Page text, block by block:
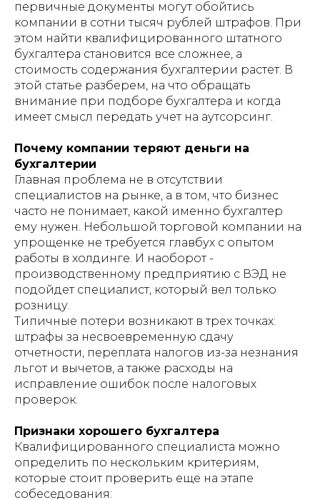
первичные документы могут обойтись
компании в сотни тысяч рублей штрафов. При
этом найти квалифицированного штатного
бухгалтера становится все сложнее, а
стоимость содержания бухгалтерии растет. В
этой статье разберем, на что обращать
внимание при подборе бухгалтера и когда
имеет смысл передать учет на аутсорсинг.
Почему компании теряют деньги на
бухгалтерии
Главная проблема не в отсутствии
специалистов на рынке, а в том, что бизнес
часто не понимает, какой именно бухгалтер
ему нужен. Небольшой торговой компании на
упрощенке не требуется главбух с опытом
работы в холдинге. И наоборот -
производственному предприятию с ВЭД не
подойдет специалист, который вел только
розницу.
Типичные потери возникают в трех точках:
штрафы за несвоевременную сдачу
отчетности, переплата налогов из-за незнания
льгот и вычетов, а также расходы на
исправление ошибок после налоговых
проверок.
Признаки хорошего бухгалтера
Квалифицированного специалиста можно
определить по нескольким критериям,
которые стоит проверить еще на этапе
собеседования: